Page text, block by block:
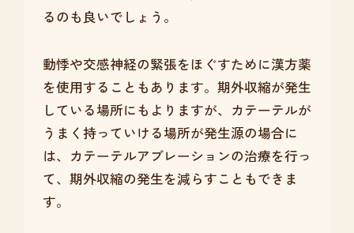
るのも良いでしょう。
動悸や交感神経の緊張をほぐすために漢方薬
を使用することもあります。期外収縮が発生
している場所にもよりますが、カテーテルが
うまく持っていける場所が発生源の場合に
は、カテーテルアブレーションの治療を行っ
て、期外収縮の発生を減らすこともできま
す。